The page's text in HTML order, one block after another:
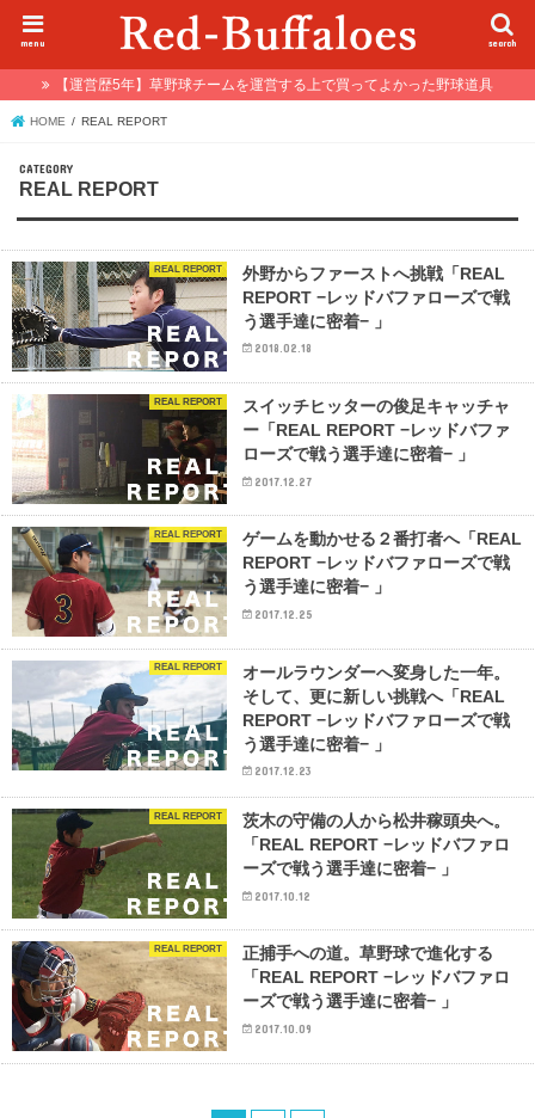
search
menu
【運営歴5年】草野球チームを運営する上で買ってよかった野球道具
HOME REAL REPORT
REAL REPORT
REAL REPORT
外野からファーストへ挑戦「REAL
REPORT −レッドバファローズで戦
う選手達に密着− 」
2018.02.18
REAL REPORT
スイッチヒッターの俊足キャッチャ
ー「REAL REPORT −レッドバファ
ローズで戦う選手達に密着− 」
2017.12.27
REAL REPORT
ゲームを動かせる２番打者へ「REAL
REPORT −レッドバファローズで戦
う選手達に密着− 」
2017.12.25
REAL REPORT
オールラウンダーへ変身した一年。
そして、更に新しい挑戦へ「REAL
REPORT −レッドバファローズで戦
う選手達に密着− 」
2017.12.23
REAL REPORT
茨木の守備の人から松井稼頭央へ。
「REAL REPORT −レッドバファロ
ーズで戦う選手達に密着− 」
2017.10.12
REAL REPORT
正捕手への道。草野球で進化する
「REAL REPORT −レッドバファロ
ーズで戦う選手達に密着− 」
2017.10.09